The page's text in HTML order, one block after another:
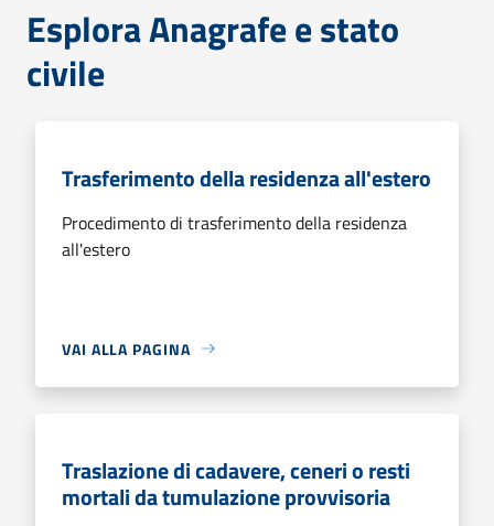
Esplora Anagrafe e stato
civile
Trasferimento della residenza all'estero
Procedimento di trasferimento della residenza
all'estero
VAI ALLA PAGINA
Traslazione di cadavere, ceneri o resti
mortali da tumulazione provvisoria